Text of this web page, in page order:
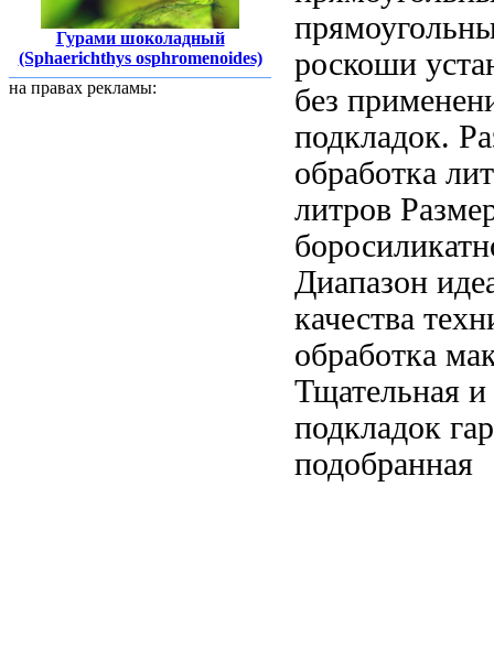
Гурами шоколадный
(Sphaerichthys osphromenoides)
на правах рекламы:
роскоши
без
подкладок.
обработка
литров
Диапазон
качества
обработка
Тщательная и
подкладок
подобранная